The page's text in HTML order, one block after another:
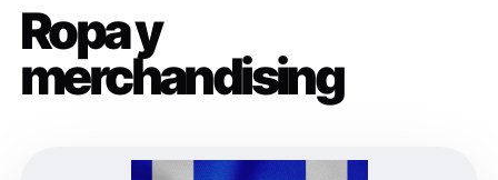
Ropa y
merchandising